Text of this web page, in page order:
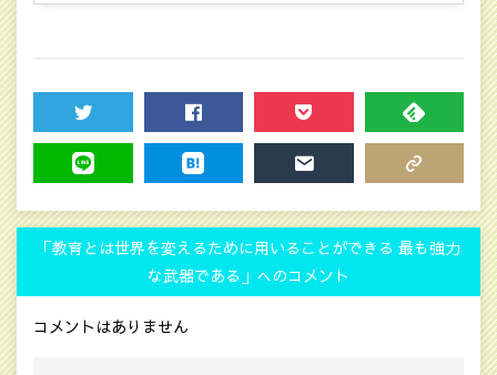
TWEET SHARE POCKET FEEDLY
「教育とは世界を変えるために用いることができる 最も強力
な武器である」へのコメント
コメントはありません